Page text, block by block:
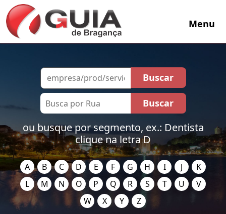
Menu
ou busque por segmento, ex.: Dentista
clique na letra D
A B C D E F G H I J
K
L
M N O P Q R S T U
V
W
X Y Z